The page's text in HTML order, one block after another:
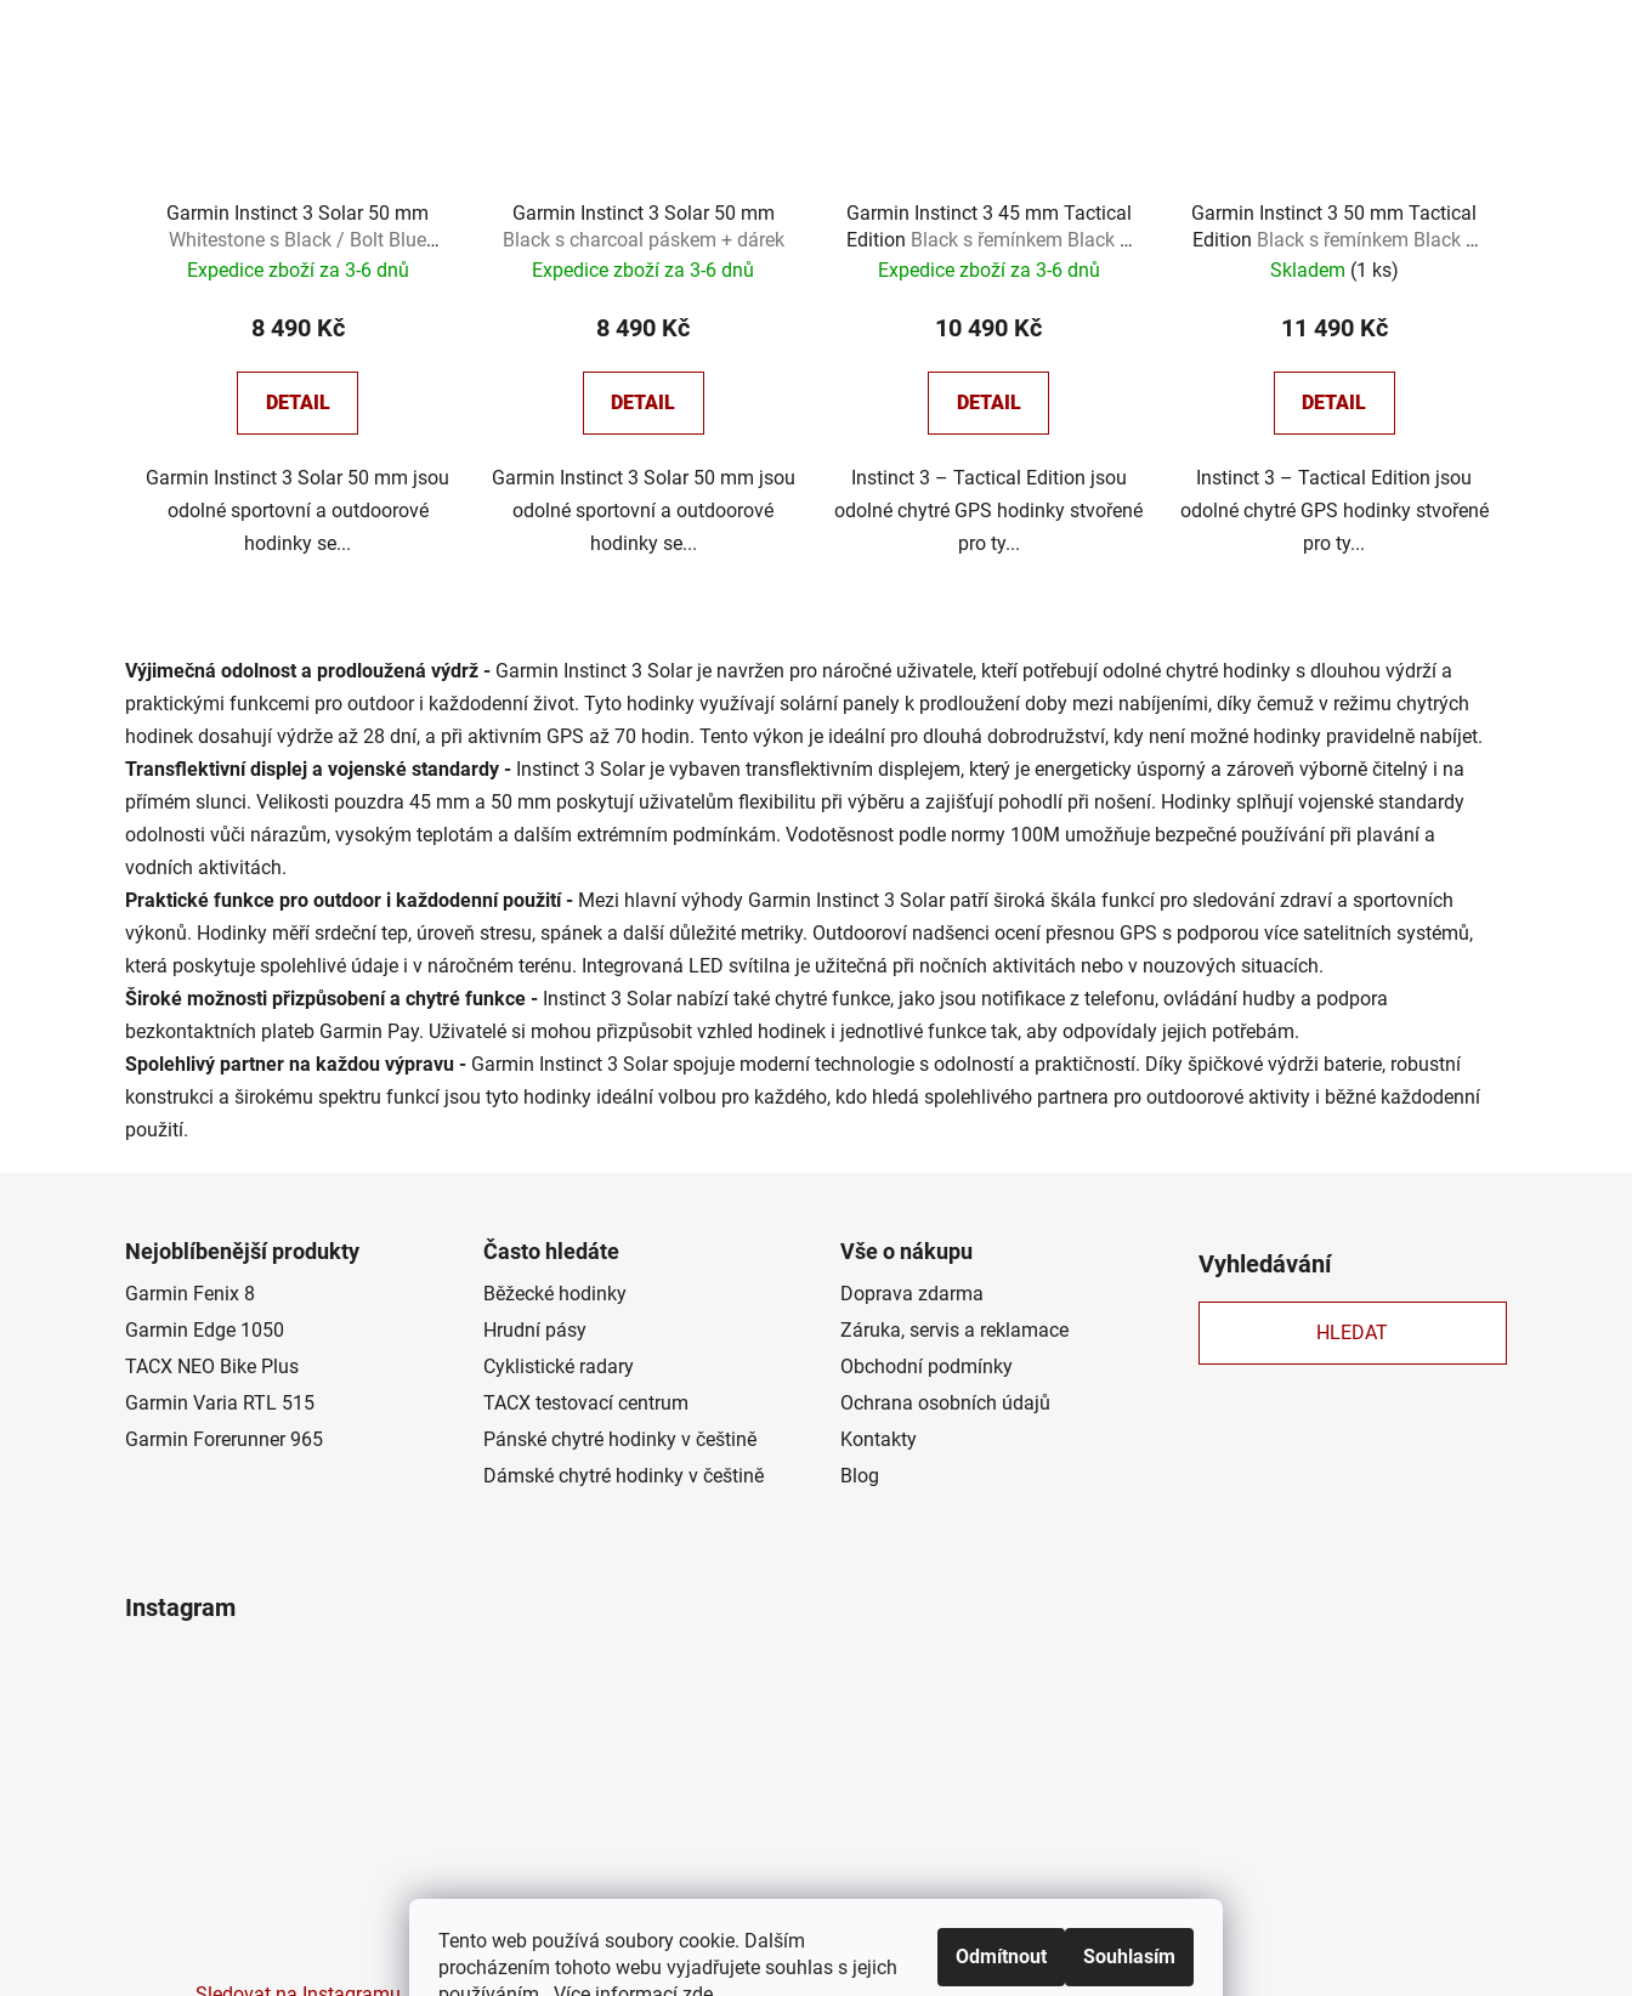
Tento web používá soubory cookie. Dalším
procházením tohoto webu vyjadřujete souhlas s jejich
Odmítnout Souhlasím
Garmin Instinct 3 Solar 50 mm
Whitestone s Black / Bolt Blue
páskem + dárek
Expedice zboží za 3-6 dnů
8 490 Kč
DETAIL
Garmin Instinct 3 Solar 50 mm jsou
odolné sportovní a outdoorové
hodinky se...
Garmin Instinct 3 Solar 50 mm
Black s charcoal páskem + dárek
Expedice zboží za 3-6 dnů
8 490 Kč
DETAIL
Garmin Instinct 3 Solar 50 mm jsou
odolné sportovní a outdoorové
hodinky se...
Garmin Instinct 3 45 mm Tactical
Edition Black s řemínkem Black +
dárek
Expedice zboží za 3-6 dnů
10 490 Kč
DETAIL
Instinct 3 – Tactical Edition jsou
odolné chytré GPS hodinky stvořené
pro ty...
Garmin Instinct 3 50 mm Tactical
Edition Black s řemínkem Black +
dárek
Skladem (1 ks)
11 490 Kč
DETAIL
Instinct 3 – Tactical Edition jsou
odolné chytré GPS hodinky stvořené
pro ty...
l
á
d
a
í
p
v
k
y
v
ý
p
i
s
u
Výjimečná odolnost a prodloužená výdrž - Garmin Instinct 3 Solar je navržen pro náročné uživatele, kteří potřebují odolné chytré hodinky s dlouhou výdrží a
praktickými funkcemi pro outdoor i každodenní život. Tyto hodinky využívají solární panely k prodloužení doby mezi nabíjeními, díky čemuž v režimu chytrých
hodinek dosahují výdrže až 28 dní, a při aktivním GPS až 70 hodin. Tento výkon je ideální pro dlouhá dobrodružství, kdy není možné hodinky pravidelně nabíjet.
Transflektivní displej a vojenské standardy - Instinct 3 Solar je vybaven transflektivním displejem, který je energeticky úsporný a zároveň výborně čitelný i na
přímém slunci. Velikosti pouzdra 45 mm a 50 mm poskytují uživatelům flexibilitu při výběru a zajišťují pohodlí při nošení. Hodinky splňují vojenské standardy
odolnosti vůči nárazům, vysokým teplotám a dalším extrémním podmínkám. Vodotěsnost podle normy 100M umožňuje bezpečné používání při plavání a
vodních aktivitách.
Praktické funkce pro outdoor i každodenní použití - Mezi hlavní výhody Garmin Instinct 3 Solar patří široká škála funkcí pro sledování zdraví a sportovních
výkonů. Hodinky měří srdeční tep, úroveň stresu, spánek a další důležité metriky. Outdooroví nadšenci ocení přesnou GPS s podporou více satelitních systémů,
která poskytuje spolehlivé údaje i v náročném terénu. Integrovaná LED svítilna je užitečná při nočních aktivitách nebo v nouzových situacích.
Široké možnosti přizpůsobení a chytré funkce - Instinct 3 Solar nabízí také chytré funkce, jako jsou notifikace z telefonu, ovládání hudby a podpora
bezkontaktních plateb Garmin Pay. Uživatelé si mohou přizpůsobit vzhled hodinek i jednotlivé funkce tak, aby odpovídaly jejich potřebám.
Spolehlivý partner na každou výpravu - Garmin Instinct 3 Solar spojuje moderní technologie s odolností a praktičností. Díky špičkové výdrži baterie, robustní
konstrukci a širokému spektru funkcí jsou tyto hodinky ideální volbou pro každého, kdo hledá spolehlivého partnera pro outdoorové aktivity i běžné každodenní
použití.
Nejoblíbenější produkty
Garmin Fenix 8
Garmin Edge 1050
TACX NEO Bike Plus
Garmin Varia RTL 515
Garmin Forerunner 965
Často hledáte
Běžecké hodinky
Hrudní pásy
Cyklistické radary
TACX testovací centrum
Pánské chytré hodinky v češtině
Dámské chytré hodinky v češtině
Vše o nákupu
Doprava zdarma
Záruka, servis a reklamace
Obchodní podmínky
Ochrana osobních údajů
Kontakty
Blog
Vyhledávání
HLEDAT
Instagram